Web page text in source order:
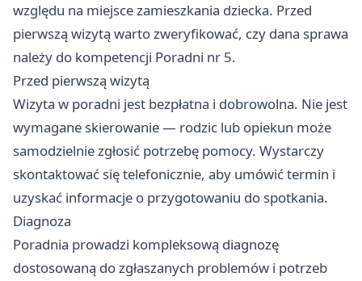
względu na miejsce zamieszkania dziecka. Przed
pierwszą wizytą warto zweryfikować, czy dana sprawa
należy do kompetencji Poradni nr 5.
Przed pierwszą wizytą
Wizyta w poradni jest bezpłatna i dobrowolna. Nie jest
wymagane skierowanie — rodzic lub opiekun może
samodzielnie zgłosić potrzebę pomocy. Wystarczy
skontaktować się telefonicznie, aby umówić termin i
uzyskać informacje o przygotowaniu do spotkania.
Diagnoza
Poradnia prowadzi kompleksową diagnozę
dostosowaną do zgłaszanych problemów i potrzeb